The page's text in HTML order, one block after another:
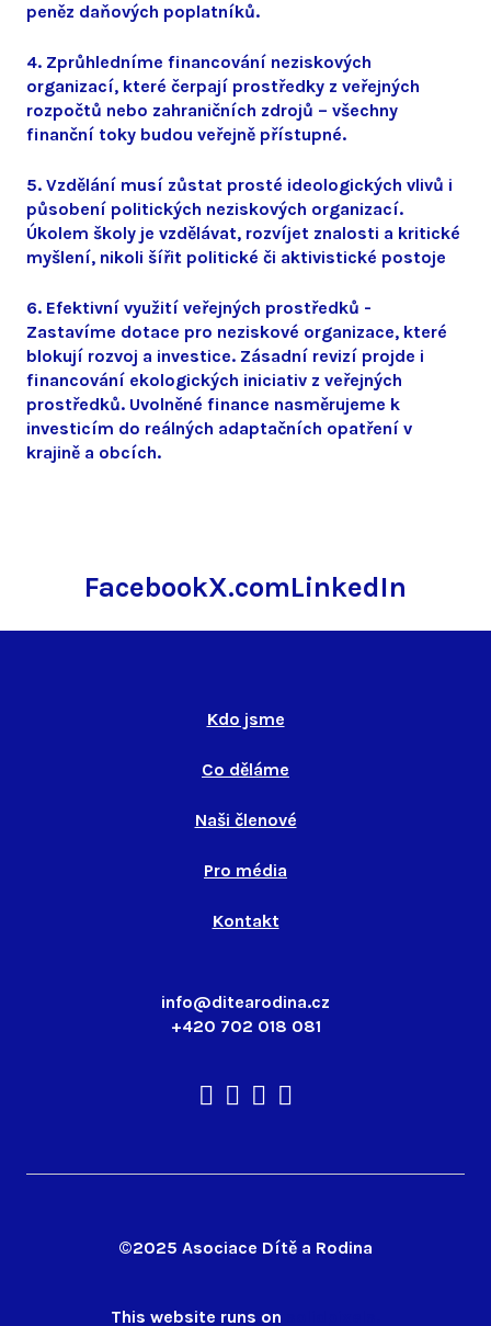
peněz daňových poplatníků.
4. Zprůhledníme financování neziskových
organizací, které čerpají prostředky z veřejných
rozpočtů nebo zahraničních zdrojů – všechny
finanční toky budou veřejně přístupné.
5. Vzdělání musí zůstat prosté ideologických vlivů i
působení politických neziskových organizací.
Úkolem školy je vzdělávat, rozvíjet znalosti a kritické
myšlení, nikoli šířit politické či aktivistické postoje
6. Efektivní využití veřejných prostředků -
Zastavíme dotace pro neziskové organizace, které
blokují rozvoj a investice. Zásadní revizí projde i
financování ekologických iniciativ z veřejných
prostředků. Uvolněné finance nasměrujeme k
investicím do reálných adaptačních opatření v
krajině a obcích.
FacebookX.comLinkedIn
Kdo jsme
Co děláme
Naši členové
Pro média
Kontakt
info@ditearodina.cz
+420 702 018 081
©2025 Asociace Dítě a Rodina
This website runs on